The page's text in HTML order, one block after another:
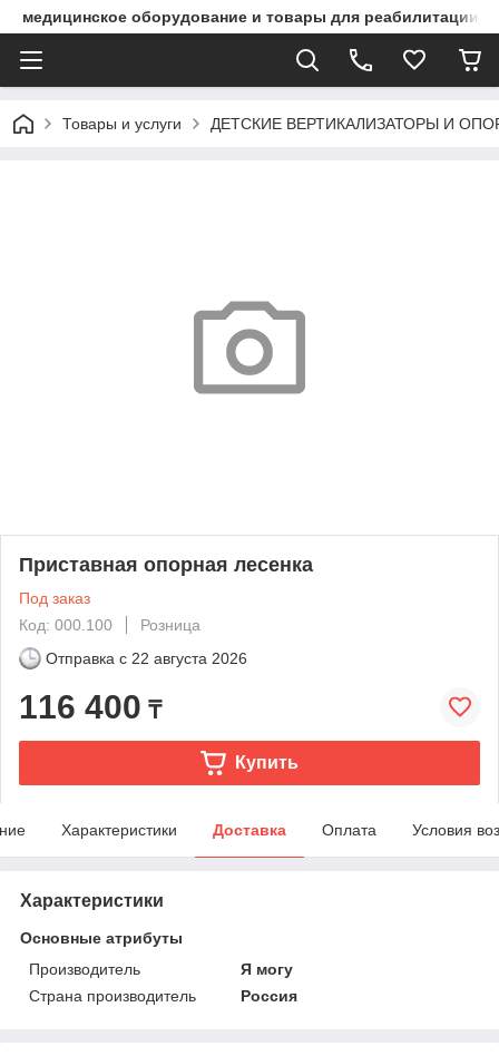
медицинское оборудование и товары для реабилитации
Товары и услуги ДЕТСКИЕ ВЕРТИКАЛИЗАТОРЫ И
Приставная опорная лесенка
Под заказ
Код: 000.100
Розница
Отправка с 22 августа 2026
116 400 ₸
Купить
Характеристики Доставка Оплата Условия
Характеристики
Основные атрибуты
Производитель
Я могу
Страна производитель
Россия